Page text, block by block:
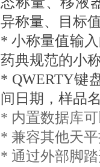
异称量、目标
* 小称量值输
药典规范的小
* QWERTY键
间日期，样品
* 内置数据库
* 兼容其他天
* 通过外部脚